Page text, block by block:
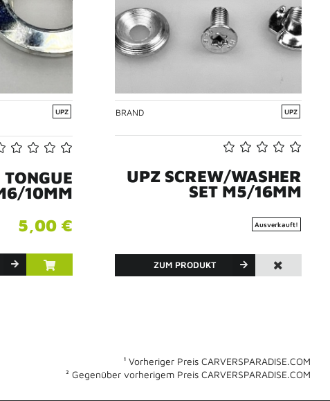
UPZ
10MM
5,00 €
BRAND UPZ
UPZ SCREW/WASHER
SET M5/16MM
Ausverkauft!
ZUM PRODUKT
¹ Vorheriger Preis CARVERSPARADISE.COM
² Gegenüber vorherigem Preis CARVERSPARADISE.COM